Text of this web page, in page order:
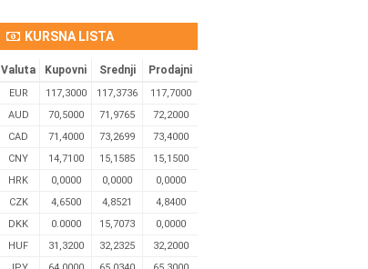
KURSNA LISTA
Valuta Kupovni Srednji Prodajni
EUR 117,3000 117,3736
117,7000
AUD
70,5000 71,9765
72,2000
CAD
71,4000 73,2699
73,4000
CNY
14,7100 15,1585
15,1500
HRK
0,0000 0,0000
0,0000
CZK
4,6500 4,8521
4,8400
DKK
0.0000 15,7073
0,0000
HUF
31,3200 32,2325
32,2000